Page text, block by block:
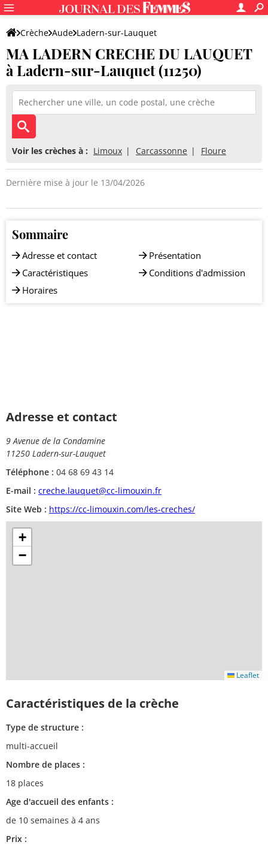
Crèche Aude Ladern-sur-Lauquet
MA LADERN CRECHE DU LAUQUET
MA LADERN CRECHE DU LAUQUET
à Ladern-sur-Lauquet (11250)
Voir les crèches à : Limoux Carcassonne Floure
Dernière mise à jour le 13/04/2026
Sommaire
Adresse et contact
Caractéristiques
Horaires
Présentation
Conditions d'admission
Adresse et contact
9 Avenue de la Condamine
11250 Ladern-sur-Lauquet
Téléphone : 04 68 69 43 14
E-mail : creche.lauquet@cc-limouxin.fr
Site Web : https://cc-limouxin.com/les-creches/
+
−
Leaflet
Caractéristiques de la crèche
Type de structure :
multi-accueil
Nombre de places :
18 places
Age d'accueil des enfants :
de 10 semaines à 4 ans
Prix :